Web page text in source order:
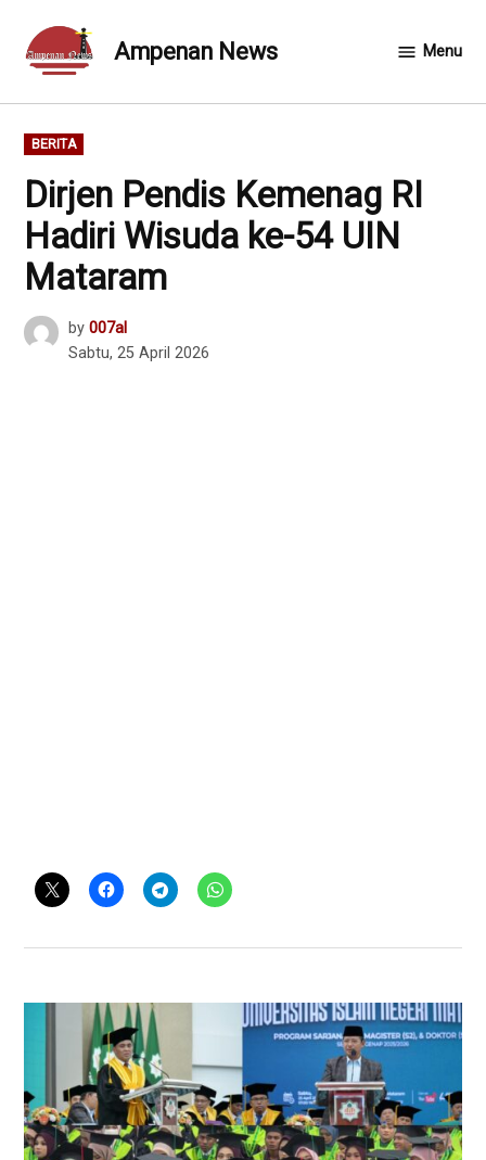
content
Ampenan News Menu
POSTED
IN
BERITA
Dirjen Pendis Kemenag RI
Hadiri Wisuda ke-54 UIN
Mataram
by 007al
Sabtu, 25 April 2026